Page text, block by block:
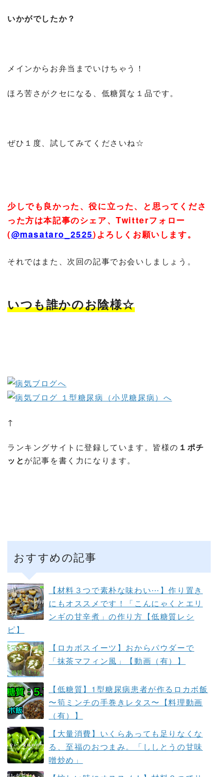
いかがでしたか？
メインからお弁当までいけちゃう！
ほろ苦さがクセになる、低糖質な１品です。
ぜひ１度、試してみてくださいね☆
少しでも良かった、役に立った、と思ってくださ
った方は本記事のシェア、Twitterフォロー
(@masataro_2525) よろしくお願いします。
それではまた、次回の記事でお会いしましょう。
いつも誰かのお陰様☆
↑
ランキングサイトに登録しています。皆様の １ポチ
ッとが記事を書く力になります。
おすすめの記事
【材料３つで素朴な味わい⋯】作り置き
にもオススメです！「こんにゃくとエリ
ンギの甘辛煮」の作り方【低糖質レシ
ピ】
【ロカボスイーツ】おからパウダーで
「抹茶マフィン風」【動画（有）】
【低糖質】1型糖尿病患者が作るロカボ飯
〜筍ミンチの手巻きレタス〜【料理動画
（有）】
【大量消費】いくらあっても足りなくな
る、至福のおつまみ。「ししとうの甘味
噌炒め」